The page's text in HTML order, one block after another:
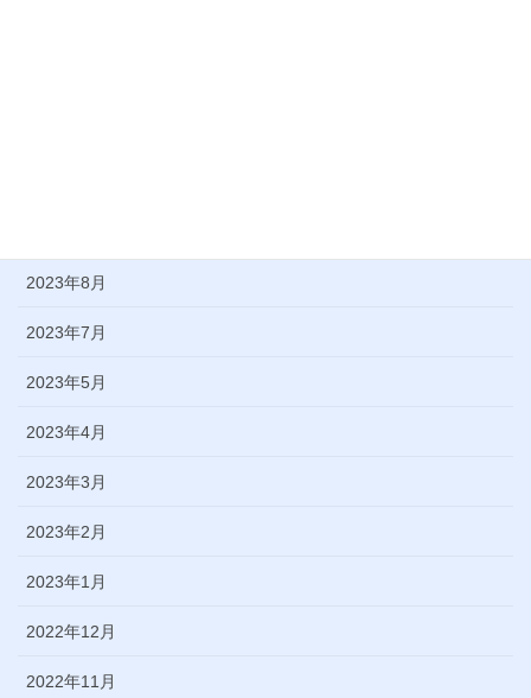
2023年8月
2023年7月
2023年5月
2023年4月
2023年3月
2023年2月
2023年1月
2022年12月
2022年11月